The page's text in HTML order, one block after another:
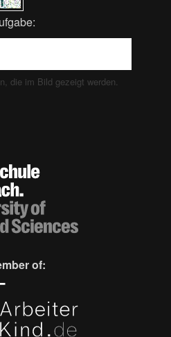
die im Bild gezeigt werden.
of: